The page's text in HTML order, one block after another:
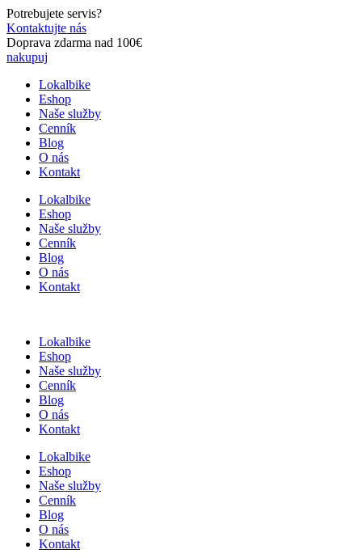
Preskočiť
na
obsah
Potrebujete servis?
Kontaktujte nás
Doprava zdarma nad 100€
nakupuj
Lokalbike
Eshop
Naše služby
Cenník
Blog
O nás
Kontakt
Lokalbike
Eshop
Naše služby
Cenník
Blog
O nás
Kontakt
Lokalbike
Eshop
Naše služby
Cenník
Blog
O nás
Kontakt
Lokalbike
Eshop
Naše služby
Cenník
Blog
O nás
Kontakt